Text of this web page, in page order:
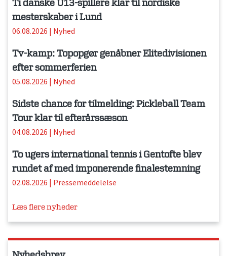
Ti danske U13-spillere klar til nordiske
mesterskaber i Lund
06.08.2026 | Nyhed
Tv-kamp: Topopgør genåbner Elitedivisionen
efter sommerferien
05.08.2026 | Nyhed
Sidste chance for tilmelding: Pickleball Team
Tour klar til efterårssæson
04.08.2026 | Nyhed
To ugers international tennis i Gentofte blev
rundet af med imponerende finalestemning
02.08.2026 | Pressemeddelelse
Læs flere nyheder